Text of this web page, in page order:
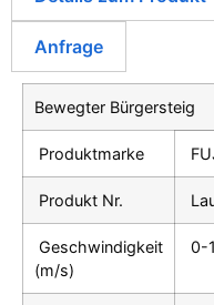
Anfrage
Bewegter Bürgersteig
Produktmarke
Produkt Nr.
Geschwindigkeit
(m/s)
0-